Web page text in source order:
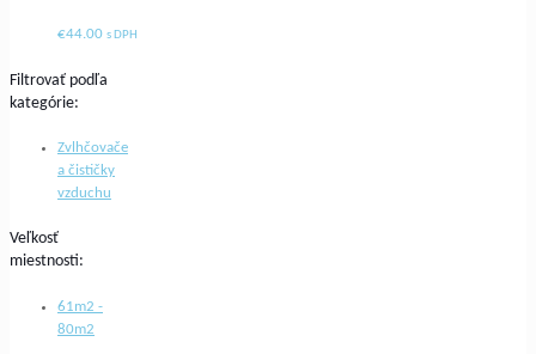
€44.00 s DPH
Filtrovať podľa
kategórie:
Zvlhčovače
a čističky
vzduchu
Veľkosť
miestnosti:
61m2 -
80m2